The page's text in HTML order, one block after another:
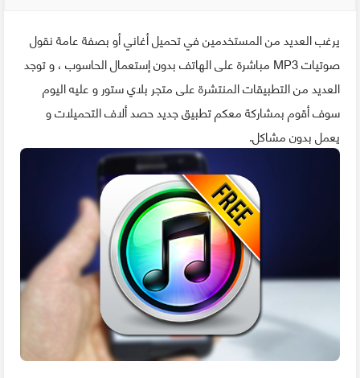
يرغب العديد من المستخدمين في تحميل أغاني أو بصفة عامة نقول
صوتيات MP3 مباشرة على الهاتف بدون إستعمال الحاسوب ، و توجد
العديد من التطبيقات المنتشرة على متجر بلاي ستور و عليه اليوم
سوف أقوم بمشاركة معكم تطبيق جديد حصد ألاف التحميلات و
يعمل بدون مشاكل.